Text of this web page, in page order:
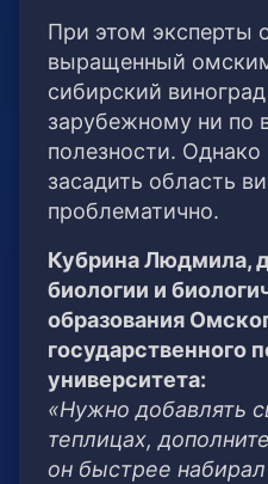
При этом эксперты
выращенный
сибирский
зарубежному ни по
полезности.
засадить область
проблематично.
Кубрина Людмила,
биологии и
образования
государственного
университета:
«Нужно добавлять
теплицах,
он быстрее набирал